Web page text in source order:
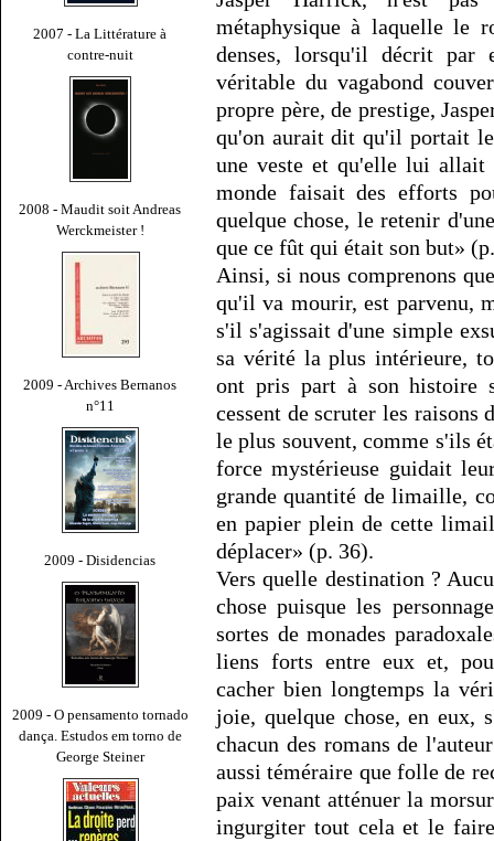
2007 - La Littérature à
contre-nuit
2008 - Maudit soit Andreas
Werckmeister !
2009 - Archives Bernanos
n°11
2009 - Disidencias
2009 - O pensamento tornado
dança. Estudos em torno de
George Steiner
métaphysique à laquelle le
denses, lorsqu'il décrit par
véritable du vagabond
propre père, de prestige,
qu'on aurait dit qu'il portait le
une veste et qu'elle lui allait
monde faisait des efforts
quelque chose, le retenir
que ce fût qui était son but»
Ainsi, si nous comprenons
qu'il va mourir, est parvenu,
s'il s'agissait d'une simple
sa vérité la plus intérieure,
ont pris part à son histoire
cessent de scruter les raisons
le plus souvent, comme s'ils
force mystérieuse guidait
grande quantité de limaille,
en papier plein de cette
déplacer» (p. 36).
Vers quelle destination ?
chose puisque les
sortes de monades
liens forts entre eux et,
cacher bien longtemps la
joie, quelque chose, en eux,
chacun des romans de
aussi téméraire que folle de
paix venant atténuer la
ingurgiter tout cela et le